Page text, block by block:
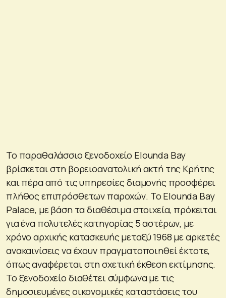
Το παραθαλάσσιο ξενοδοχείο Elounda Bay
βρίσκεται στη βορειοανατολική ακτή της Κρήτης
και πέρα από τις υπηρεσίες διαμονής προσφέρει
πλήθος επιπρόσθετων παροχών. Το Elounda Bay
Palace, με βάση τα διαθέσιμα στοιχεία, πρόκειται
για ένα πολυτελές κατηγορίας 5 αστέρων, με
χρόνο αρχικής κατασκευής μεταξύ 1968 με αρκετές
ανακαινίσεις να έχουν πραγματοποιηθεί έκτοτε,
όπως αναφέρεται στη σχετική έκθεση εκτίμησης.
Το ξενοδοχείο διαθέτει σύμφωνα με τις
δημοσιευμένες οικονομικές καταστάσεις του